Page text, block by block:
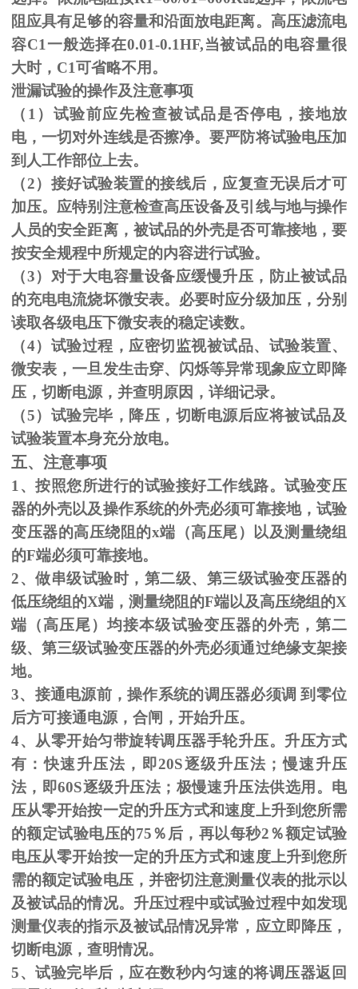
阻应具有足够的容量和沿面放电距离。高压滤流电
容C1一般选择在0.01-0.1HF,当被试品的电容量很
大时，C1可省略不用。
泄漏试验的操作及注意事项
（1）试验前应先检查被试品是否停电，接地放
电，一切对外连线是否擦净。要严防将试验电压加
到人工作部位上去。
（2）接好试验装置的接线后，应复查无误后才可
加压。应特别注意检查高压设备及引线与地与操作
人员的安全距离，被试品的外壳是否可靠接地，要
按安全规程中所规定的内容进行试验。
（3）对于大电容量设备应缓慢升压，防止被试品
的充电电流烧坏微安表。必要时应分级加压，分别
读取各级电压下微安表的稳定读数。
（4）试验过程，应密切监视被试品、试验装置、
微安表，一旦发生击穿、闪烁等异常现象应立即降
压，切断电源，并查明原因，详细记录。
（5）试验完毕，降压，切断电源后应将被试品及
试验装置本身充分放电。
五、注意事项
1、按照您所进行的试验接好工作线路。试验变压
器的外壳以及操作系统的外壳必须可靠接地，试验
变压器的高压绕阻的x端（高压尾）以及测量绕组
的F端必须可靠接地。
2、做串级试验时，第二级、第三级试验变压器的
低压绕组的X端，测量绕阻的F端以及高压绕组的X
端（高压尾）均接本级试验变压器的外壳，第二
级、第三级试验变压器的外壳必须通过绝缘支架接
地。
3、接通电源前，操作系统的调压器必须调 到零位
后方可接通电源，合闸，开始升压。
4、从零开始匀带旋转调压器手轮升压。升压方式
有：快速升压法，即20S逐级升压法；慢速升压
法，即60S逐级升压法；极慢速升压法供选用。电
压从零开始按一定的升压方式和速度上升到您所需
的额定试验电压的75％后，再以每秒2％额定试验
电压从零开始按一定的升压方式和速度上升到您所
需的额定试验电压，并密切注意测量仪表的批示以
及被试品的情况。升压过程中或试验过程中如发现
测量仪表的指示及被试品情况异常，应立即降压，
切断电源，查明情况。
5、试验完毕后，应在数秒内匀速的将调压器返回